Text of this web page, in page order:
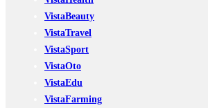
VistaBeauty
VistaTravel
VistaSport
VistaOto
VistaEdu
VistaFarming